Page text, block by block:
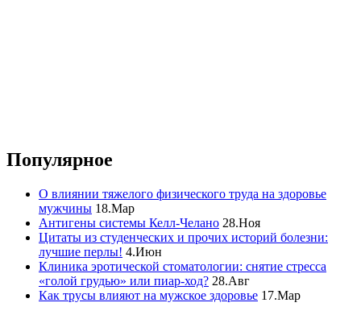
Популярное
О влиянии тяжелого физического труда на здоровье
мужчины 18.Мар
Антигены системы Келл-Челано 28.Ноя
Цитаты из студенческих и прочих историй болезни:
лучшие перлы! 4.Июн
Клиника эротической стоматологии: снятие стресса
«голой грудью» или пиар-ход? 28.Авг
Как трусы влияют на мужское здоровье 17.Мар